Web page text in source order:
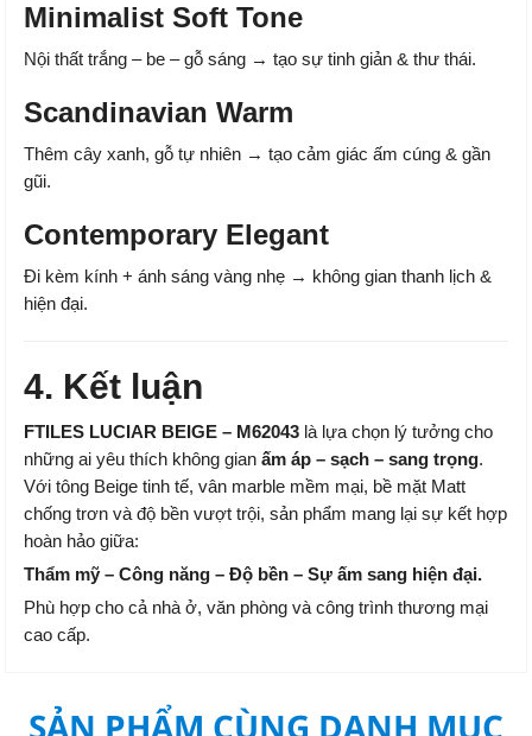
Minimalist Soft Tone
Nội thất trắng – be – gỗ sáng → tạo sự tinh giản & thư thái.
Scandinavian Warm
Thêm cây xanh, gỗ tự nhiên → tạo cảm giác ấm cúng & gần
gũi.
Contemporary Elegant
Đi kèm kính + ánh sáng vàng nhẹ → không gian thanh lịch &
hiện đại.
4. Kết luận
FTILES LUCIAR BEIGE – M62043 là lựa chọn lý tưởng cho
những ai yêu thích không gian ấm áp – sạch – sang trọng.
Với tông Beige tinh tế, vân marble mềm mại, bề mặt Matt
chống trơn và độ bền vượt trội, sản phẩm mang lại sự kết hợp
hoàn hảo giữa:
Thẩm mỹ – Công năng – Độ bền – Sự ấm sang hiện đại.
Phù hợp cho cả nhà ở, văn phòng và công trình thương mại
cao cấp.
SẢN PHẨM CÙNG DANH MỤC